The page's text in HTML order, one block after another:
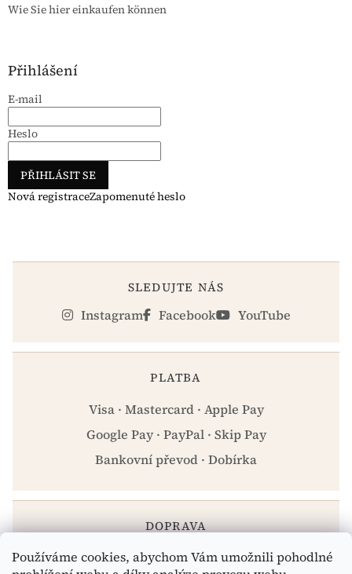
Používáme cookies, abychom Vám umožnili pohodlné
Wie Sie hier einkaufen können
Přihlášení
E-mail
Heslo
PŘIHLÁSIT SE
Nová registraceZapomenuté heslo
SLEDUJTE NÁS
Instagram Facebook YouTube
PLATBA
Visa · Mastercard · Apple Pay
Google Pay · PayPal · Skip Pay
Bankovní převod · Dobírka
DOPRAVA
Zásilkovna · PPL · Osobní odběr Praha